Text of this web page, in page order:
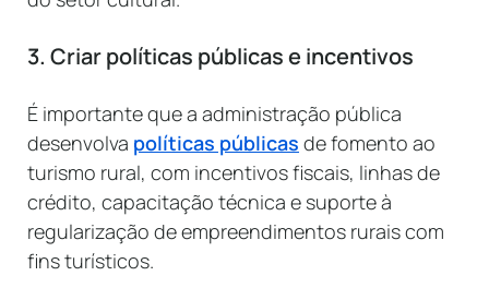
3. Criar políticas públicas e incentivos
É importante que a administração pública
desenvolva políticas públicas de fomento ao
turismo rural, com incentivos fiscais, linhas de
crédito, capacitação técnica e suporte à
regularização de empreendimentos rurais com
fins turísticos.